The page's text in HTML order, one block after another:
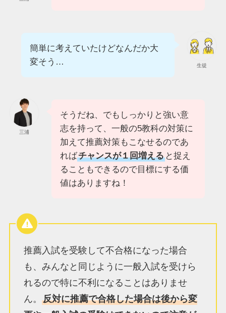
生徒
簡単に考えていたけどなんだか大
変そう…
三浦
そうだね、でもしっかりと強い意
志を持って、一般の5教科の対策に
加えて推薦対策もこなせるのであ
ればチャンスが１回増えると捉え
ることもできるので目標にする価
値はありますね！
推薦入試を受験して不合格になった場合
も、みんなと同じように一般入試を受けら
れるので特に不利になることはありませ
ん。 反対に推薦で合格した場合は後から変